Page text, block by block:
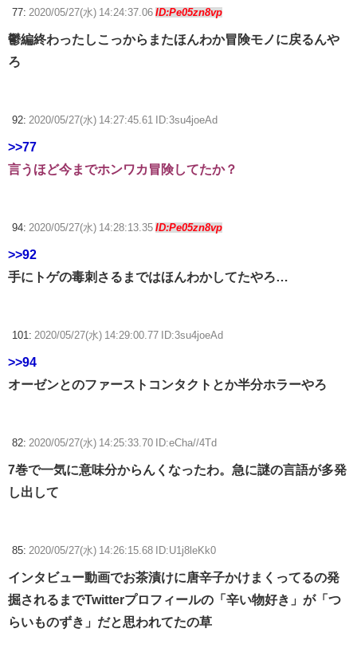
77: 2020/05/27(水) 14:24:37.06 ID:Pe05zn8vp
鬱編終わったしこっからまたほんわか冒険モノに戻るんや
ろ
92: 2020/05/27(水) 14:27:45.61 ID:3su4joeAd
>>77
言うほど今までホンワカ冒険してたか？
94: 2020/05/27(水) 14:28:13.35 ID:Pe05zn8vp
>>92
手にトゲの毒刺さるまではほんわかしてたやろ…
101: 2020/05/27(水) 14:29:00.77 ID:3su4joeAd
>>94
オーゼンとのファーストコンタクトとか半分ホラーやろ
82: 2020/05/27(水) 14:25:33.70 ID:eCha//4Td
7巻で一気に意味分からんくなったわ。急に謎の言語が多発
し出して
85: 2020/05/27(水) 14:26:15.68 ID:U1j8leKk0
インタビュー動画でお茶漬けに唐辛子かけまくってるの発
掘されるまでTwitterプロフィールの「辛い物好き」が「つ
らいものずき」だと思われてたの草